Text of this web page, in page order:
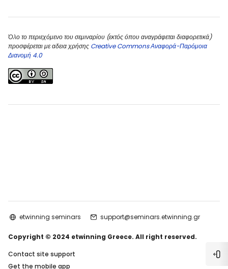
Όλο το περιεχόμενο του σεμιναρίου (εκτός όπου αναγράφεται διαφορετικά)
προσφέρεται με αδεια χρήσης Creative Commons Αναφορά-Παρόμοια
Διανομή 4.0
etwinning seminars support@seminars.etwinning.gr
Copyright © 2024 etwinning Greece. All right reserved.
Contact site support
Get the mobile app